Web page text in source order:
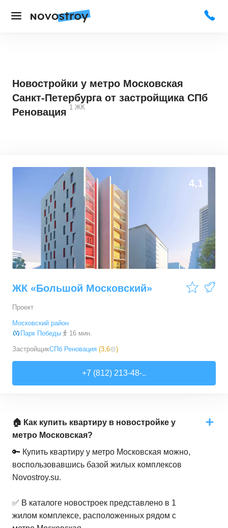
Новостройки у метро Московская
Санкт-Петербурга от застройщика СПб
Реновация 1 ЖК
4,1
ЖК «Большой Московский»
Проект
Московский район
Парк Победы
16 мин.
ЗастройщикСПб Реновация (3,6 )
+7 (812) 213-48-..
🏠 Как купить квартиру в новостройке у
метро Московская?
🔑 Купить квартиру у метро Московская можно,
воспользовавшись базой жилых комплексов
Novostroy.su.
✅ В каталоге новостроек представлено в 1
жилом комплексе, расположенных рядом с